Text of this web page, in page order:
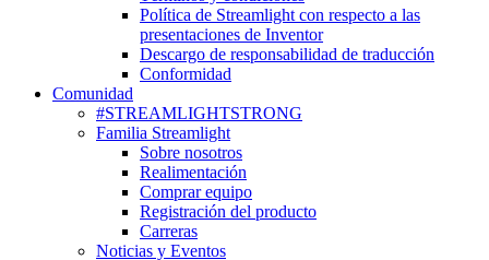
Política de Streamlight con respecto a las
presentaciones de Inventor
Descargo de responsabilidad de traducción
Conformidad
Comunidad
#STREAMLIGHTSTRONG
Familia Streamlight
Sobre nosotros
Realimentación
Comprar equipo
Registración del producto
Carreras
Noticias y Eventos